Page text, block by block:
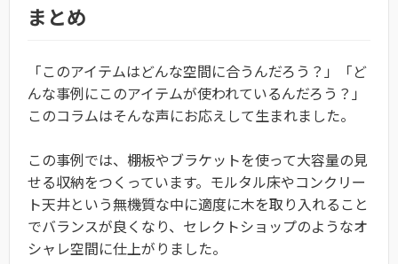
まとめ
「このアイテムはどんな空間に合うんだろう？」「ど
んな事例にこのアイテムが使われているんだろう？」
このコラムはそんな声にお応えして生まれました。
この事例では、棚板やブラケットを使って大容量の見
せる収納をつくっています。モルタル床やコンクリー
ト天井という無機質な中に適度に木を取り入れること
でバランスが良くなり、セレクトショップのようなオ
シャレ空間に仕上がりました。